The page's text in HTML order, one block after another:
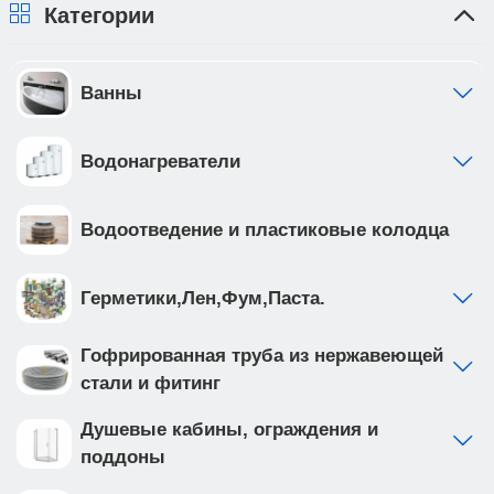
Категории
Ванны
Водонагреватели
Водоотведение и пластиковые колодца
Герметики,Лен,Фум,Паста.
Гофрированная труба из нержавеющей
стали и фитинг
Душевые кабины, ограждения и
поддоны